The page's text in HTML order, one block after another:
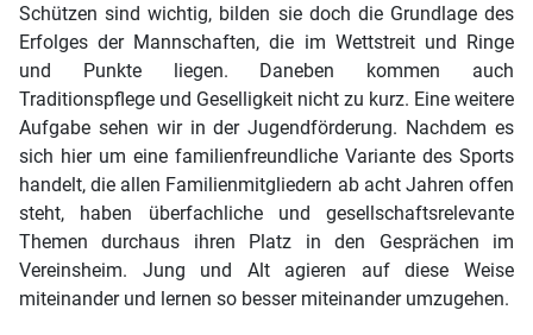
Schützen sind wichtig, bilden sie doch die Grundlage des
Erfolges der Mannschaften, die im Wettstreit und Ringe
und Punkte liegen. Daneben kommen auch
Traditionspflege und Geselligkeit nicht zu kurz. Eine weitere
Aufgabe sehen wir in der Jugendförderung. Nachdem es
sich hier um eine familienfreundliche Variante des Sports
handelt, die allen Familienmitgliedern ab acht Jahren offen
steht, haben überfachliche und gesellschaftsrelevante
Themen durchaus ihren Platz in den Gesprächen im
Vereinsheim. Jung und Alt agieren auf diese Weise
miteinander und lernen so besser miteinander umzugehen.